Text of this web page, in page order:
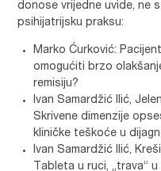
donose vrijedne uvide, ne
psihijatrijsku praksu:
Marko Ćurković:
omogućiti brzo
remisiju?
Ivan Samardžić Ilić,
Skrivene dimenzije
kliničke teškoće u
Ivan Samardžić Ilić,
Tableta u ruci, „trava“